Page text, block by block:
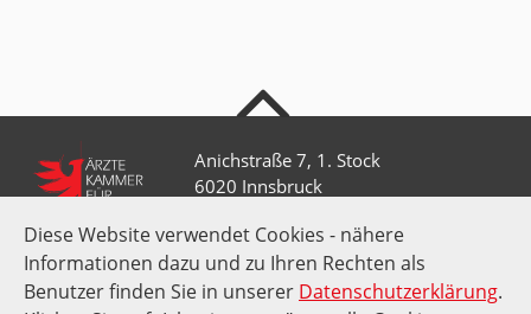
Diese Website verwendet Cookies - nähere
Informationen dazu und zu Ihren Rechten als
Benutzer finden Sie in unserer Datenschutzerklärung.
Anichstraße 7, 1. Stock
6020 Innsbruck
+43 512 52 0 58-0
kammer@aektirol.at